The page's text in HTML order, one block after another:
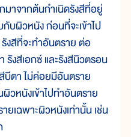
มาจากต้นกำเนิดรังสีที่อยู่
บผิวหนัง ก่อนที่จะเข้าไป
งสีที่จะทำอันตราย ต่อ
รังสีเอกซ์ และรังสีนิวตรอน
บีตา ไม่ค่อยมีอันตราย
วหนังเข้าไปทำอันตราย
ยเฉพาะผิวหนังเท่านั้น เช่น